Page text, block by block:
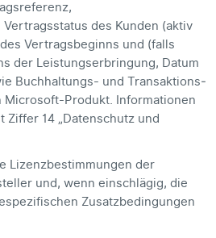
des Kunden (aktiv
Vertragsbeginns und (falls
der Leistungserbringung, Datum
Buchhaltungs- und Trans­aktions­
Produkt. Informationen
14 „Datenschutz und
Lizenzbestimmungen der
und, wenn einschlägig, die
Zusatzbedingungen